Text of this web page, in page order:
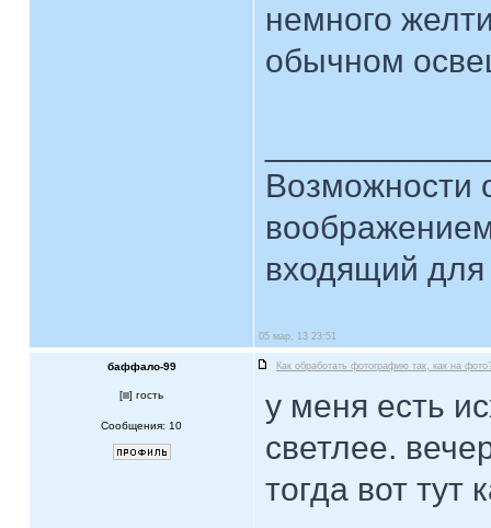
немного
обычном
Возможности
входящий
05 мар, 13 23:51
баффало-99 Как обработать фотографию так, как на
[ ] гость
Сообщения: 10
у меня есть
светлее.
тогда вот тут